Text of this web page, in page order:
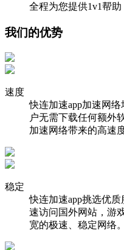
全程为您提供1v1帮
我们的优势
速度
快连加速app加速网
户无需下载任何额外
加速网络带来的高速度
稳定
快连加速app挑选优
速访问国外网站，游
宽的极速、稳定网络。